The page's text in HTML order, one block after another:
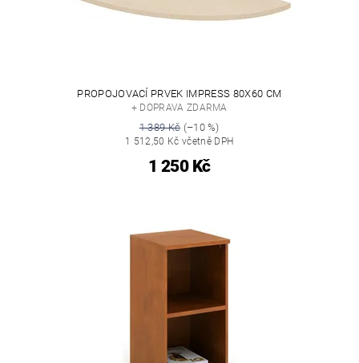
PROPOJOVACÍ PRVEK IMPRESS 80X60 CM
+ DOPRAVA ZDARMA
1 389 Kč(–10 %)
1 512,50 Kč včetně DPH
1 250 Kč